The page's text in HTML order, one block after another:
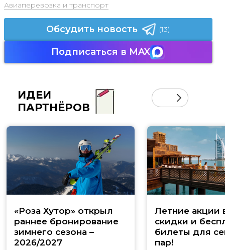
Авиаперевозка и транспорт
Обсудить новость (13)
Подписаться в MAX
ИДЕИ
ПАРТНЁРОВ
«Роза Хутор» открыл
раннее бронирование
зимнего сезона –
2026/2027
Летние акции
скидки и
билеты для
пар!